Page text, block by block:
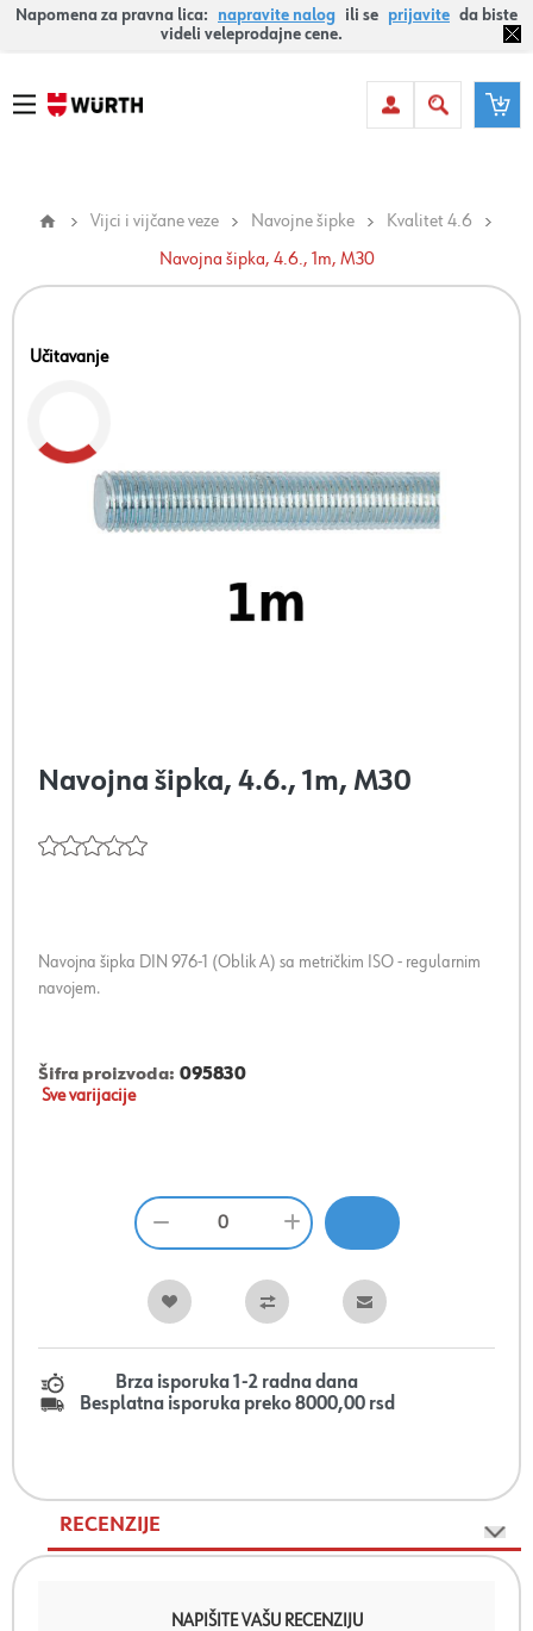
Napomena za pravna lica: napravite nalog ili se prijavite da biste
videli veleprodajne cene.
Vijci i vijčane veze Navojne šipke
Kvalitet 4.6
Navojna šipka, 4.6., 1m, M30
Učitavanje
Navojna šipka, 4.6., 1m, M30
Navojna šipka DIN 976-1 (Oblik A) sa metričkim ISO - regularnim
navojem.
Šifra proizvoda: 095830
Sve varijacije
Brza isporuka 1-2 radna dana
Besplatna isporuka preko 8000,00 rsd
RECENZIJE
NAPIŠITE VAŠU RECENZIJU